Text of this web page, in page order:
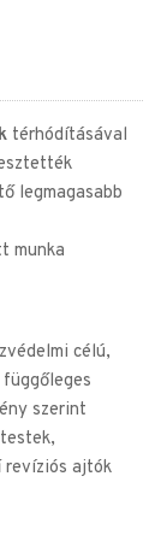
térhódításával
legmagasabb
munka
célú,
szerint
revíziós ajtók